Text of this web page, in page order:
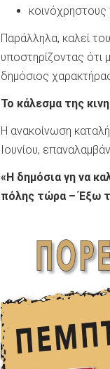
Παράλληλα, καλεί
υποστηρίζοντας ότι
δημόσιος
Το κάλεσμα της
Η ανακοίνωση
Ιουνίου,
«Η δημόσια γη να
πόλης τώρα – Έξω